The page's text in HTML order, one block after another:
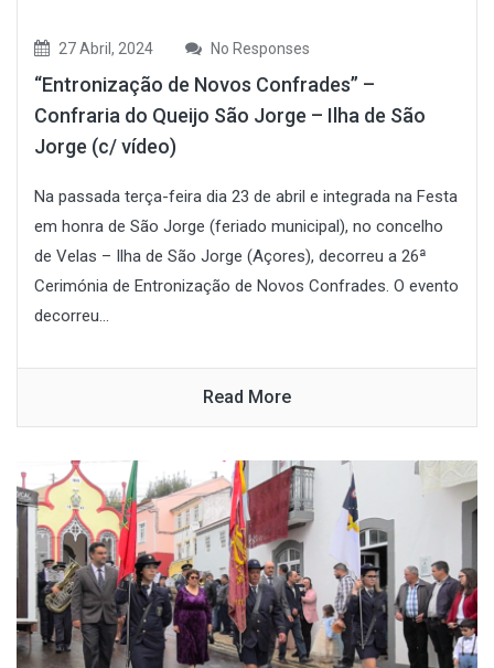
27 Abril, 2024 No Responses
“Entronização de Novos Confrades” –
Confraria do Queijo São Jorge – Ilha de São
Jorge (c/ vídeo)
Na passada terça-feira dia 23 de abril e integrada na Festa
em honra de São Jorge (feriado municipal), no concelho
de Velas – Ilha de São Jorge (Açores), decorreu a 26ª
Cerimónia de Entronização de Novos Confrades. O evento
decorreu...
Read More